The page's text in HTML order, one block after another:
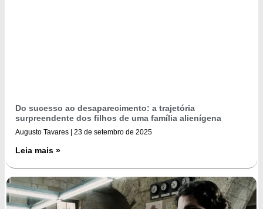
Do sucesso ao desaparecimento: a trajetória
surpreendente dos filhos de uma família alienígena
Augusto Tavares 23 de setembro de 2025
Leia mais »